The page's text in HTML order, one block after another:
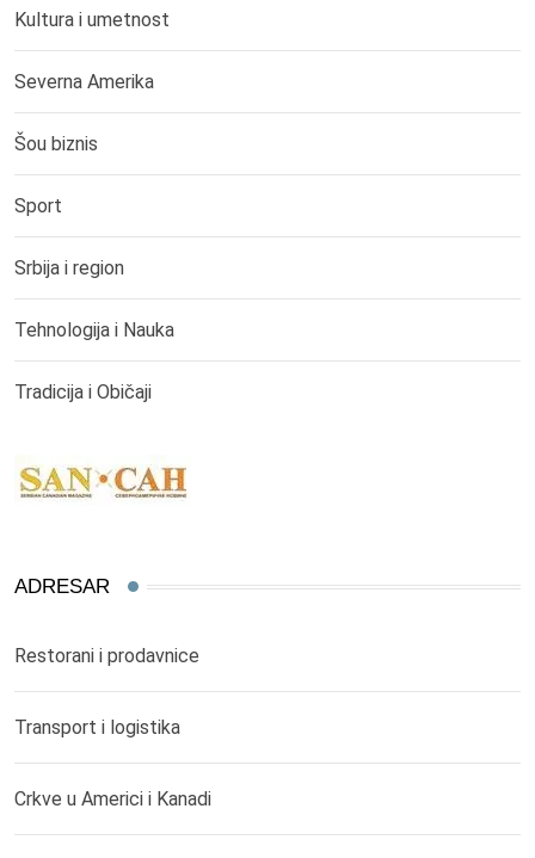
Kultura i umetnost
Severna Amerika
Šou biznis
Sport
Srbija i region
Tehnologija i Nauka
Tradicija i Običaji
ADRESAR
Restorani i prodavnice
Transport i logistika
Crkve u Americi i Kanadi